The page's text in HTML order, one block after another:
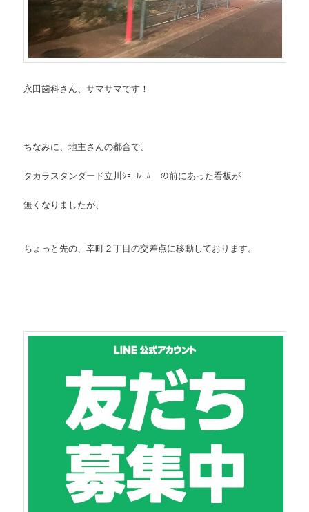
永田歯科さん、サマサマです！
ちなみに、地主さんの都合で、
タカラスタンダード立川ｼｮｰﾙｰﾑ の前にあった看板が
無くなりましたが、
ちょっと先の、幸町２丁目の交差点に移動しております。